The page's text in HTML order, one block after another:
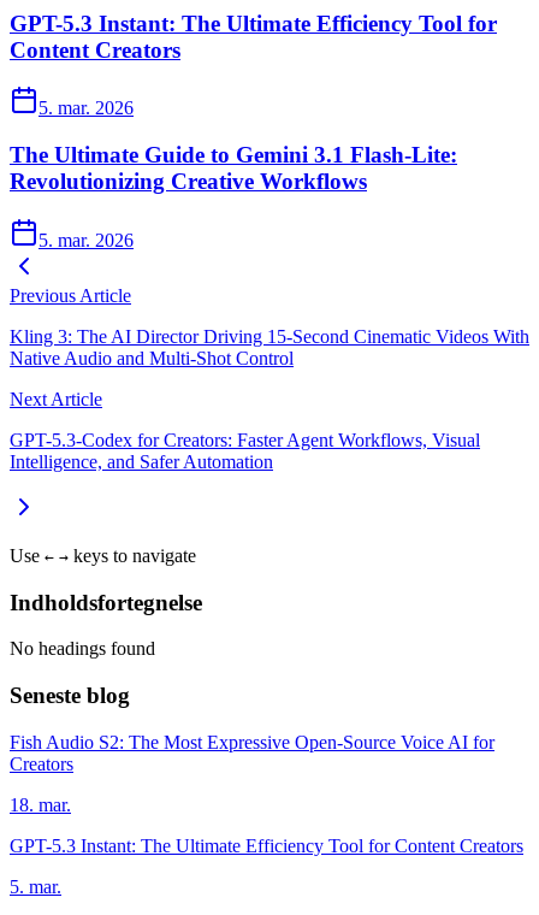
GPT-5.3 Instant: The Ultimate Efficiency Tool for
Content Creators
5. mar. 2026
The Ultimate Guide to Gemini 3.1 Flash-Lite:
Revolutionizing Creative Workflows
5. mar. 2026
Previous Article
Kling 3: The AI Director Driving 15‑Second Cinematic Videos With
Native Audio and Multi‑Shot Control
Next Article
GPT-5.3-Codex for Creators: Faster Agent Workflows, Visual
Intelligence, and Safer Automation
Use ← → keys to navigate
Indholdsfortegnelse
No headings found
Seneste blog
Fish Audio S2: The Most Expressive Open-Source Voice AI for
Creators
18. mar.
GPT-5.3 Instant: The Ultimate Efficiency Tool for Content Creators
5. mar.